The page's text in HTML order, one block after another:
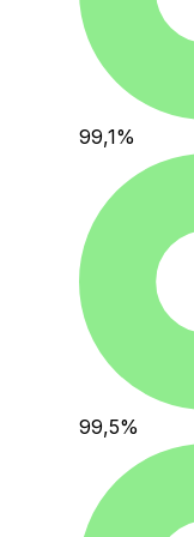
99,1%
99,5%